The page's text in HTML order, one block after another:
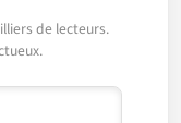
de lecteurs.